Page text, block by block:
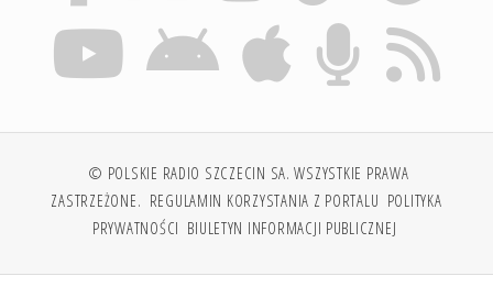
© POLSKIE RADIO SZCZECIN SA. WSZYSTKIE PRAWA
ZASTRZEŻONE. REGULAMIN KORZYSTANIA Z PORTALU POLITYKA
PRYWATNOŚCI BIULETYN INFORMACJI PUBLICZNEJ